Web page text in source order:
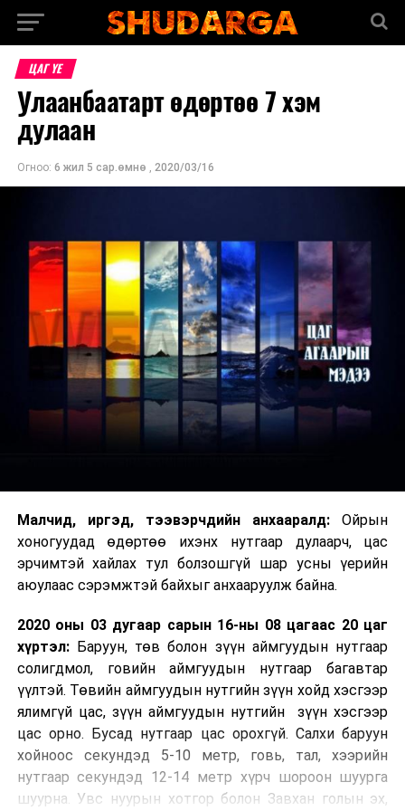
ЦАГ ҮЕ
Улаанбаатарт өдөртөө 7 хэм
дулаан
Огноо: 6 жил 5 сар.өмнө , 2020/03/16
Малчид, иргэд, тээвэрчдийн анхааралд: Ойрын
хоногуудад өдөртөө ихэнх нутгаар дулаарч, цас
эрчимтэй хайлах тул болзошгүй шар усны үерийн
аюулаас сэрэмжтэй байхыг анхааруулж байна.
2020 оны 03 дугаар сарын 16-ны 08 цагаас 20 цаг
хүртэл:Баруун, төв болон зүүн аймгуудын нутгаар
солигдмол, говийн аймгуудын нутгаар багавтар
үүлтэй. Төвийн аймгуудын нутгийн зүүн хойд хэсгээр
ялимгүй цас, зүүн аймгуудын нутгийн зүүн хэсгээр
цас орно. Бусад нутгаар цас орохгүй. Салхи баруун
хойноос секундэд 5-10 метр, говь, тал, хээрийн
нутгаар секундэд 12-14 метр хүрч шороон шуурга
шуурна. Увс нуурын хотгор болон Завхан голын эх,